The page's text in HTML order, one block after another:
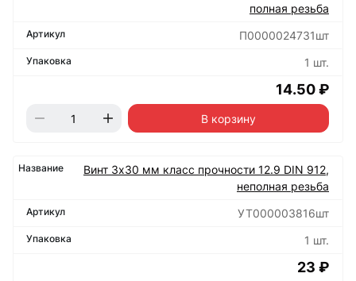
полная резьба
П0000024731шт
1 шт.
14.50 ₽
В корзину
Винт 3х30 мм класс прочности 12.9 DIN 912,
неполная резьба
УТ000003816шт
1 шт.
23 ₽